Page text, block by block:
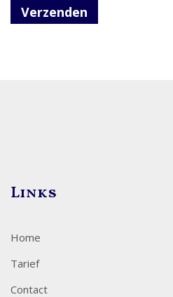
Verzenden
Links
Home
Tarief
Contact